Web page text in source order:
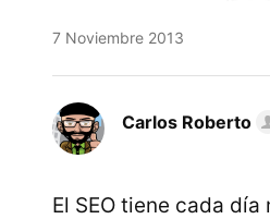
7 Noviembre 2013
Carlos Roberto
El SEO tiene cada